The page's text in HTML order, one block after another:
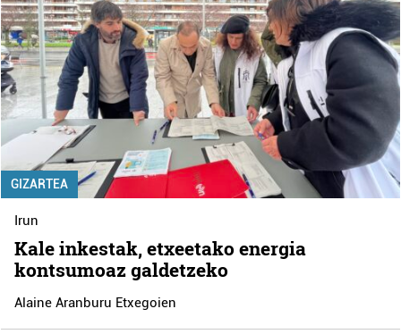
GIZARTEA
Irun
Kale inkestak, etxeetako energia
kontsumoaz galdetzeko
Alaine Aranburu Etxegoien